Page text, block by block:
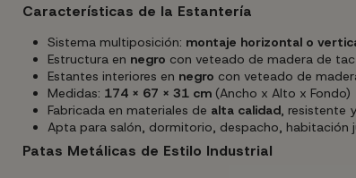
Características de la Estantería
Sistema multiposición: montaje horizontal o
Estructura en negro con veteado de madera de
Estantes interiores en negro con veteado de
Medidas: 174 x 67 x 31 cm(Ancho x Alto x Fondo)
Fabricada en materiales de alta calidad, resistente
Apta para salón, dormitorio, despacho, habitación
Patas Metálicas de Estilo Industrial